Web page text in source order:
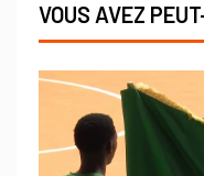
VOUS AVEZ